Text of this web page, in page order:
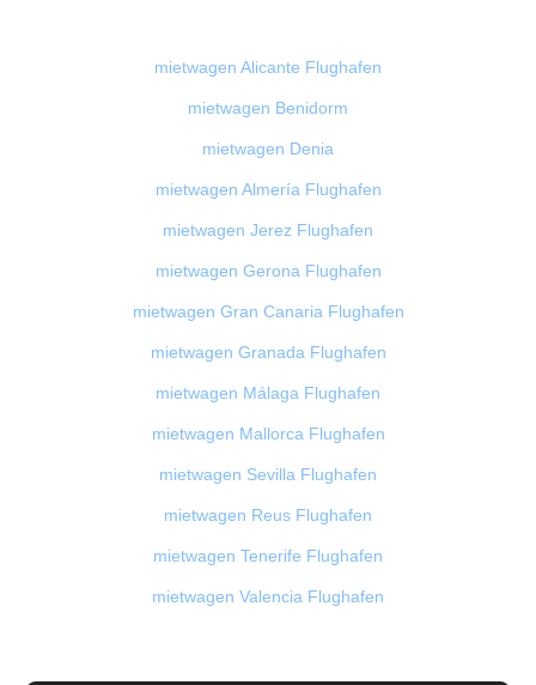
mietwagen Alicante Flughafen
mietwagen Benidorm
mietwagen Denia
mietwagen Almería Flughafen
mietwagen Jerez Flughafen
mietwagen Gerona Flughafen
mietwagen Gran Canaria Flughafen
mietwagen Granada Flughafen
mietwagen Málaga Flughafen
mietwagen Mallorca Flughafen
mietwagen Sevilla Flughafen
mietwagen Reus Flughafen
mietwagen Tenerife Flughafen
mietwagen Valencia Flughafen